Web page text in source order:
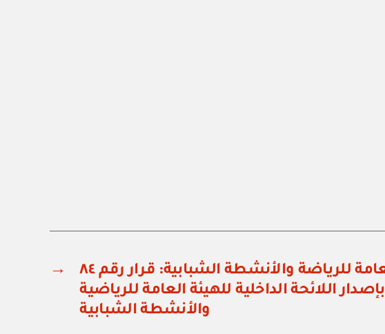
→
الهيئة العامة للرياضة والأنشطة الشبابية: قرار رقم ٨٤
/ ٩٢ بإصدار اللائحة الداخلية للهيئة العامة للرياضية
والأنشطة الشبابية